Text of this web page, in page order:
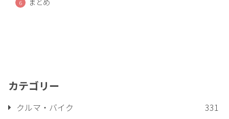
カテゴリー
クルマ・バイク
331